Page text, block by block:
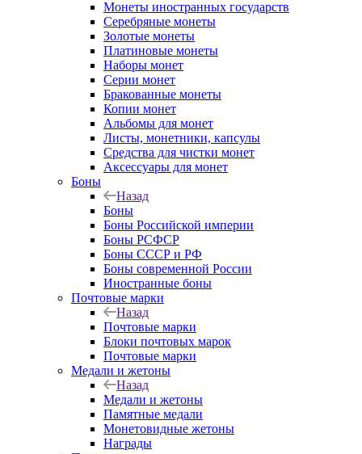
Монеты иностранных государств
Серебряные монеты
Золотые монеты
Платиновые монеты
Наборы монет
Серии монет
Бракованные монеты
Копии монет
Альбомы для монет
Листы, монетники, капсулы
Средства для чистки монет
Аксессуары для монет
Боны
Назад
Боны
Боны Российской империи
Боны РСФСР
Боны СССР и РФ
Боны современной России
Иностранные боны
Почтовые марки
Назад
Почтовые марки
Блоки почтовых марок
Почтовые марки
Медали и жетоны
Назад
Медали и жетоны
Памятные медали
Монетовидные жетоны
Награды